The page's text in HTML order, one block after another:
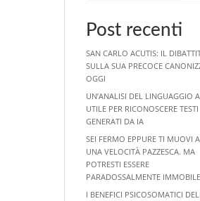
Post recenti
SAN CARLO ACUTIS: IL
SULLA SUA PRECOCE
OGGI
UN’ANALISI DEL LINGUAGGIO
UTILE PER RICONOSCERE TESTI
GENERATI DA IA
SEI FERMO EPPURE TI MUOVI
UNA VELOCITÀ PAZZESCA. MA
POTRESTI ESSERE
PARADOSSALMENTE IMMOBILE
I BENEFICI PSICOSOMATICI